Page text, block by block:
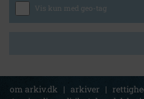
Vis kun med geo-tag
om arkiv.dk | arkiver |